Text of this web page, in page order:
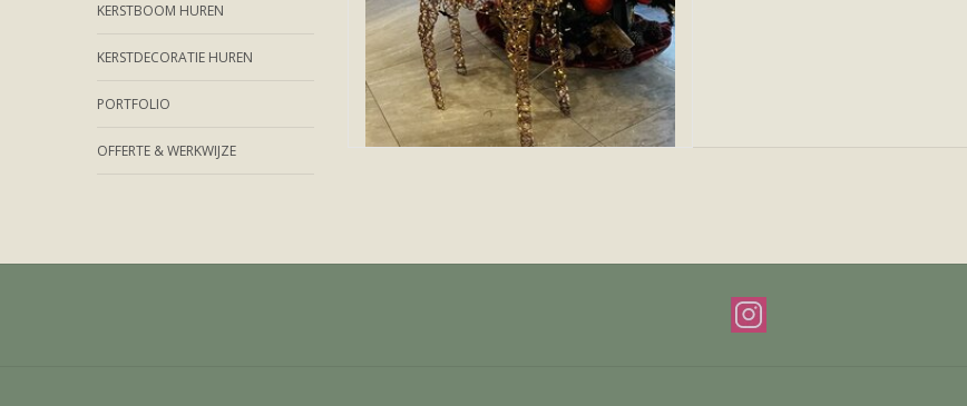
KERSTBOOM HUREN
KERSTDECORATIE HUREN
PORTFOLIO
OFFERTE & WERKWIJZE